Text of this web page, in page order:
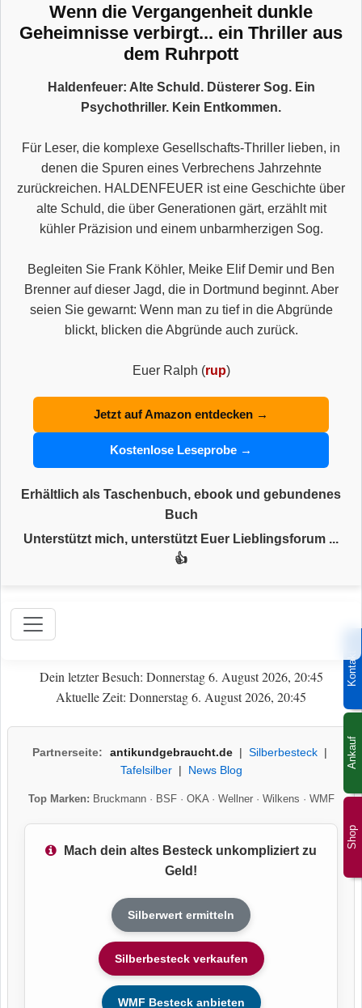
Shop
Kontakt
Ankauf
Wenn die Vergangenheit dunkle
Geheimnisse verbirgt... ein Thriller aus
dem Ruhrpott
Haldenfeuer: Alte Schuld. Düsterer Sog. Ein
Psychothriller. Kein Entkommen.
Für Leser, die komplexe Gesellschafts-Thriller lieben, in
denen die Spuren eines Verbrechens Jahrzehnte
zurückreichen. HALDENFEUER ist eine Geschichte über
alte Schuld, die über Generationen gärt, erzählt mit
kühler Präzision und einem unbarmherzigen Sog.
Begleiten Sie Frank Köhler, Meike Elif Demir und Ben
Brenner auf dieser Jagd, die in Dortmund beginnt. Aber
seien Sie gewarnt: Wenn man zu tief in die Abgründe
blickt, blicken die Abgründe auch zurück.
Euer Ralph (rup)
Jetzt auf Amazon entdecken →
Kostenlose Leseprobe →
Erhältlich als Taschenbuch, ebook und gebundenes
Buch
Unterstützt mich, unterstützt Euer Lieblingsforum ...
👍
Dein letzter Besuch: Donnerstag 6. August 2026, 20:45
Aktuelle Zeit: Donnerstag 6. August 2026, 20:45
Partnerseite: antikundgebraucht.de| Silberbesteck|
Tafelsilber| News Blog
Top Marken: Bruckmann· BSF· OKA· Wellner· Wilkens · WMF
Mach dein altes Besteck unkompliziert zu
Geld!
Silberwert ermitteln
Silberbesteck verkaufen
WMF Besteck anbieten